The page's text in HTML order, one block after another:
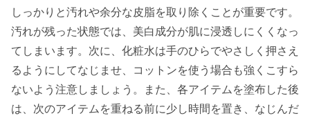
しっかりと汚れや余分な皮脂を取り除くことが重要です。
汚れが残った状態では、美白成分が肌に浸透しにくくなっ
てしまいます。次に、化粧水は手のひらでやさしく押さえ
るようにしてなじませ、コットンを使う場合も強くこすら
ないよう注意しましょう。また、各アイテムを塗布した後
は、次のアイテムを重ねる前に少し時間を置き、なじんだ